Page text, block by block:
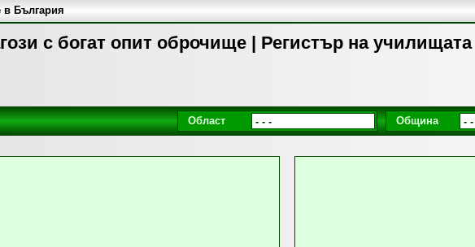
с богат опит оброчище | Регистър на училищата
в България
Област Община